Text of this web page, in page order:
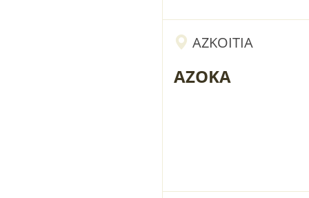
AZKOITIA
AZOKA